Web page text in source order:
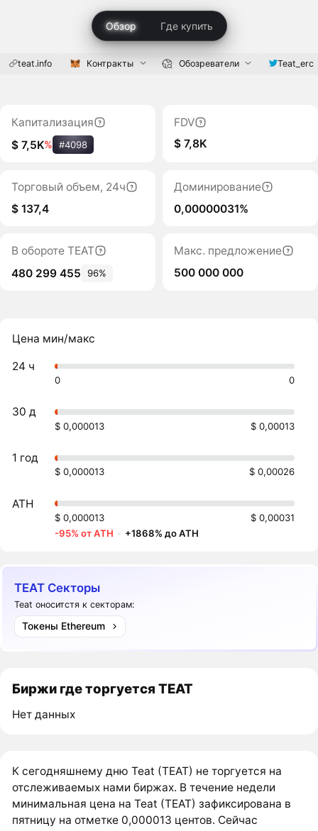
Обзор Где купить
teat.info Контракты Обозреватели Teat_erc
Капитализация
$ 7,5K% #4098
FDV
$ 7,8K
Торговый объем, 24ч
$ 137,4
Доминирование
0,00000031%
В обороте TEAT
480 299 455
96%
Макс. предложение
500 000 000
Цена мин/макс
24 ч
0 0
30 д
$ 0,000013 $ 0,00013
1 год
$ 0,000013 $ 0,00026
ATH
$ 0,000013
$ 0,00031
-95% от ATH · +1868% до ATH
TEAT Секторы
Teat оноситстя к секторам:
Токены Ethereum
Биржи где торгуется TEAT
Нет данных
К сегодняшнему дню Teat (TEAT) не торгуется на
отслеживаемых нами биржах. В течение недели
минимальная цена на Teat (TEAT) зафиксирована в
пятницу на отметке 0,000013 центов. Сейчас